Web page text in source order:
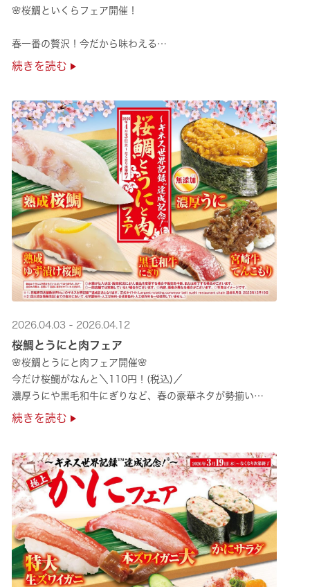
🌸桜鯛といくらフェア開催！
春一番の贅沢！今だから味わえる
旬の旨さの熟成🌸桜鯛と
是非お越しください✨
続きを読む
2026.04.03 - 2026.04.12
桜鯛とうにと肉フェア
🌸桜鯛とうにと肉フェア開催🌸
今だけ桜鯛がなんと＼110円！(税込)／
濃厚うにや黒毛和牛にぎりなど、春の豪華ネタが勢揃い
是非お越しください✨
続きを読む